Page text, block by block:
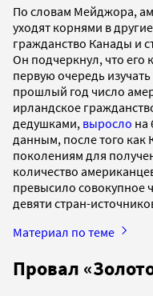
По словам Мейджора,
уходят корнями в
гражданство Канады и
Он подчеркнул, что его
первую очередь
прошлый год число
ирландское
дедушками, выросло на
данным, после того как
поколениям для
количество
превысило совокупное
девяти стран-
Материал по теме
Провал